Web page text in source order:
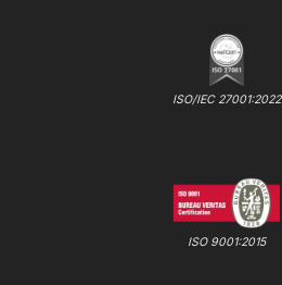
ISO/IEC 27001:2022
ISO 9001:2015